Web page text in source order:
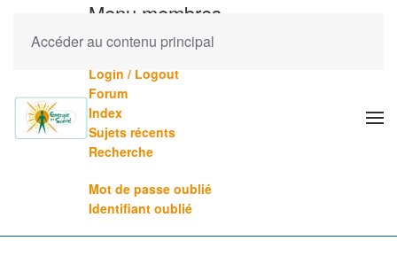
Accéder au contenu principal
Menu membres
Mes formations (veuillez vous connecter)
Login / Logout
Forum
Index
Sujets récents
Recherche
Mot de passe oublié
Identifiant oublié